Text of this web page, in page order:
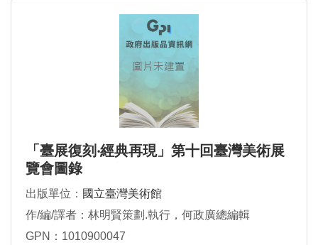
「臺展復刻‧經典再現」第十回臺灣美術展
覽會圖錄
出版單位： 國立臺灣美術館
作/編/譯者：林明賢策劃.執行，何政廣總編輯
GPN：1010900047